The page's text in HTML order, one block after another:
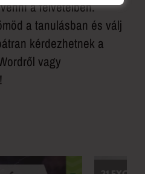
a felvételben.
a tanulásban és válj
kérdezhetnek a
vagy